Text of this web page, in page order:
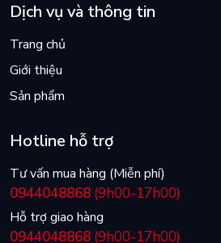
Dịch vụ và thông tin
Trang chủ
Giới thiệu
Sản phẩm
Hotline hỗ trợ
Tư vấn mua hàng (Miễn phí)
0944048868 (9h00-17h00)
Hỗ trợ giao hàng
0944048868 (9h00-17h00)